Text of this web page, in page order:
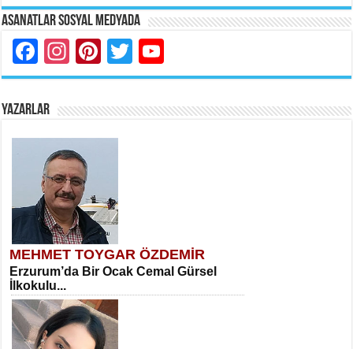
Asanatlar Sosyal Medyada
Facebook
Instagram
Pinterest
Twitter
YAZARLAR
MEHMET TOYGAR ÖZDEMİR
Erzurum’da Bir Ocak Cemal Gürsel
İlkokulu...